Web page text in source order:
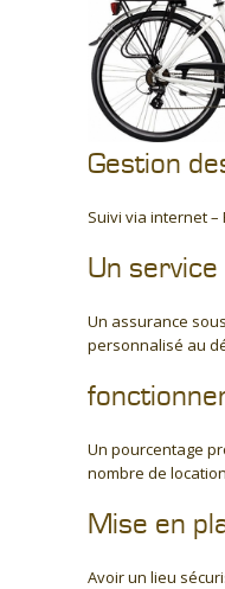
Gestion
Suivi via internet
Un
Un assurance
personnalisé au
Un pourcentage
nombre de
Mise en
Avoir un lieu